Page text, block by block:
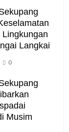
Langkai
0
Musim